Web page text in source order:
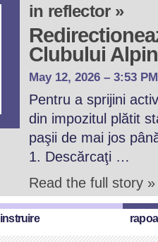
in reflector »
Clubului
May 12, 2026 – 3:53 PM
Pentru a sprijini
din impozitul plătit
paşii de mai jos
1. Descărcaţi …
Read the full story »
instruire